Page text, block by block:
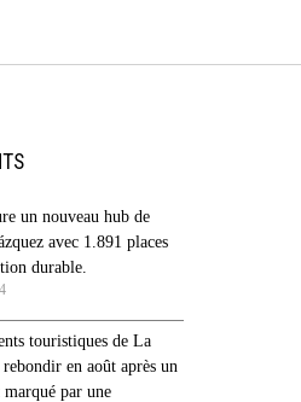
un nouveau hub de
avec 1.891 places
durable.
touristiques de La
en août après un
par une